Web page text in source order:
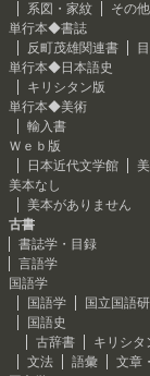
系図・家紋
その他
単行本◆書誌
反町茂雄関連書
単行本◆日本語史
キリシタン版
単行本◆美術
輸入書
Ｗｅｂ版
日本近代文学館
美本なし
美本がありません
古書
書誌学・目録
言語学
国語学
国語学
国立国語
国語史
古辞書
キリシタ
文法
語彙 文章